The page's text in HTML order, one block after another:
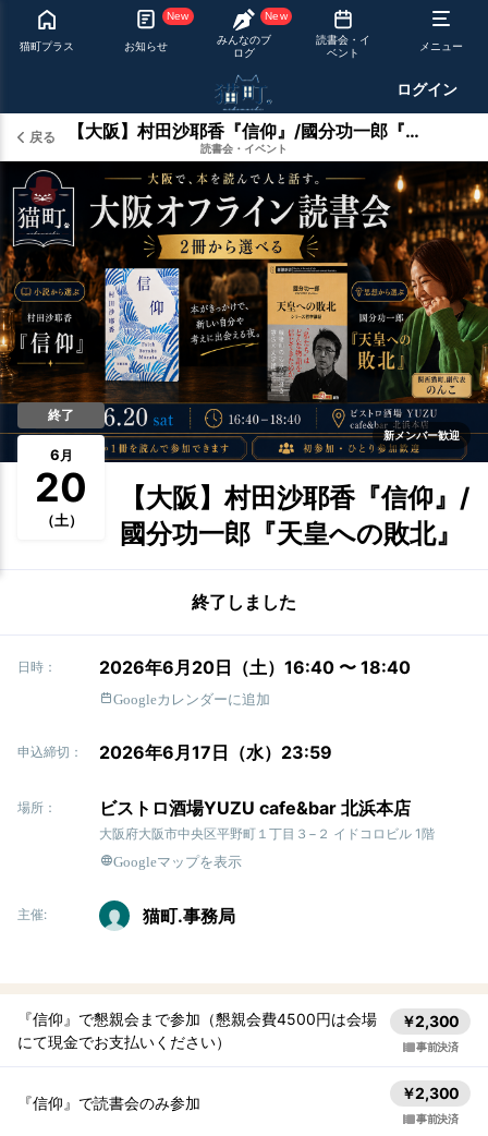
猫町プラス
New
お知らせ
New
みんなのブ
ログ
読書会・イ
ベント
メニュー
ログイン
戻る 【大阪】村田沙耶香『信仰』/國分功一郎『天皇への敗北』
読書会・イベント
新メンバー歓迎
終了
6月
20
（土）
【大阪】村田沙耶香『信仰』/
國分功一郎『天皇への敗北』
終了しました
日時： 2026年6月20日（土）16:40 〜 18:40
Googleカレンダーに追加
申込締切： 2026年6月17日（水）23:59
場所： ビストロ酒場YUZU cafe&bar 北浜本店
大阪府大阪市中央区平野町１丁目３−２ イドコロビル 1階
Googleマップを表示
主催: 猫町.事務局
『信仰』で懇親会まで参加（懇親会費4500円は会場
にて現金でお支払いください）
￥2,300
事前決済
『信仰』で読書会のみ参加
￥2,300
事前決済